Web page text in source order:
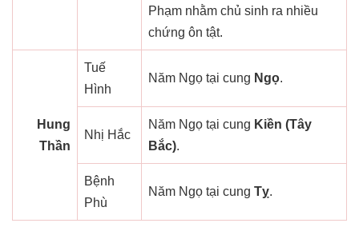
Phạm nhằm chủ sinh ra nhiều
chứng ôn tật.
Hung
Thần
Tuế
Hình
Năm Ngọ tại cung Ngọ.
Nhị Hắc
Năm Ngọ tại cung Kiền (Tây
Bắc).
Bệnh
Phù
Năm Ngọ tại cung Tỵ.